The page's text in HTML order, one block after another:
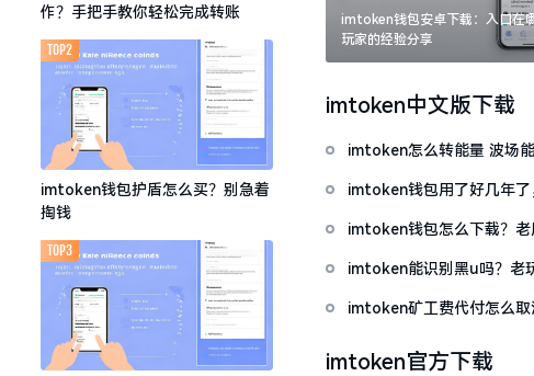
作？手把手教你轻松完成转账
imtoken钱包护盾怎么买？别急着
掏钱
TOP2
TOP3
imtoken钱包安卓下载：入口在
玩家的经验分享
imtoken中文版下载
imtoken怎么转能量 波场
imtoken钱包用了好几年了
imtoken钱包怎么下载？老
imtoken能识别黑u吗？老
imtoken矿工费代付怎么取
imtoken官方下载